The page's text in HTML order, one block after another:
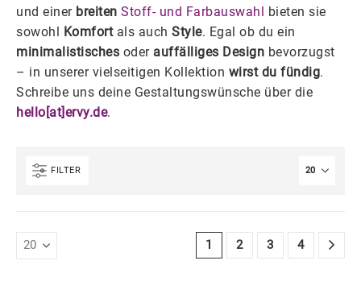
und einer breiten Stoff- und Farbauswahl bieten sie
sowohl Komfortals auch Style. Egal ob du ein
minimalistisches oderauffälliges Design bevorzugst
– in unserer vielseitigen Kollektion wirst du fündig.
Schreibe uns deine Gestaltungswünsche über die
hello[at]ervy.de.
FILTER
1 2 3 4